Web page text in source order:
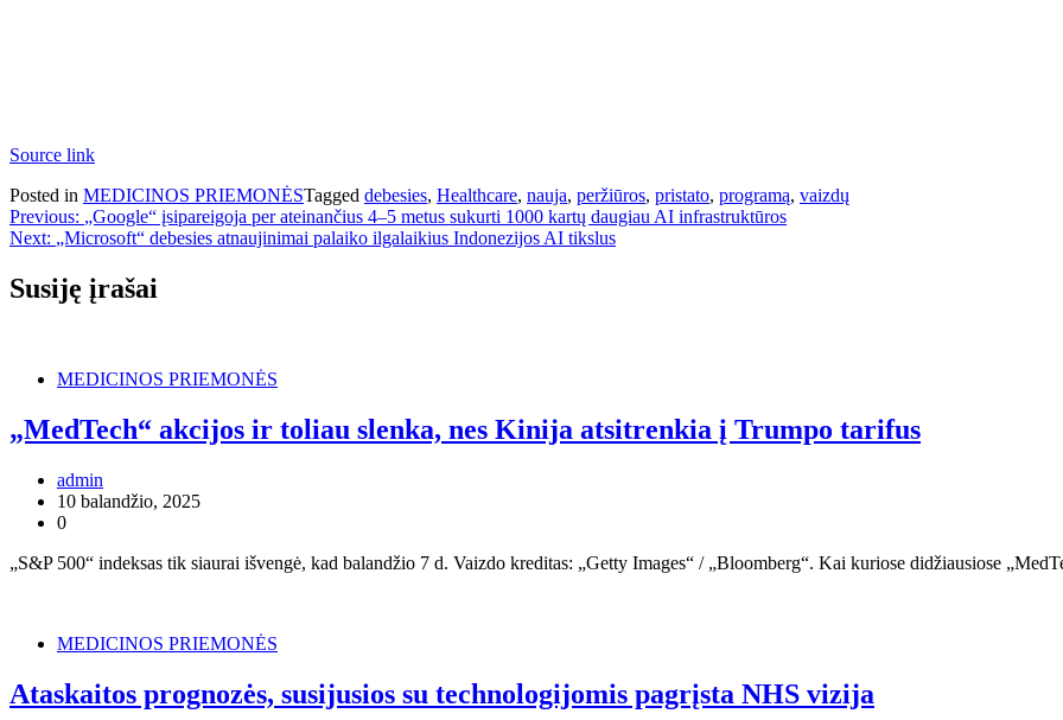
Source link
Posted in MEDICINOS PRIEMONĖSTagged debesies, Healthcare, nauja, peržiūros, pristato, programą, vaizdų
Navigacija
tarp
įrašų
Previous: „Google“ įsipareigoja per ateinančius 4–5 metus sukurti 1000 kartų daugiau AI infrastruktūros
Next: „Microsoft“ debesies atnaujinimai palaiko ilgalaikius Indonezijos AI tikslus
Susiję įrašai
MEDICINOS PRIEMONĖS
„MedTech“ akcijos ir toliau slenka, nes Kinija atsitrenkia į Trumpo tarifus
admin
10 balandžio, 2025
0
„S&P 500“ indeksas tik siaurai išvengė, kad balandžio 7 d. Vaizdo kreditas: „Getty Images“ / „Bloomberg“. Kai kuriose didžiausiose
MEDICINOS PRIEMONĖS
Ataskaitos prognozės, susijusios su technologijomis pagrįsta NHS vizija